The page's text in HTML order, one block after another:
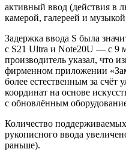
активный ввод (действия в
камерой, галереей и
Задержка ввода S была
с S21 Ultra и Note20U — с 9
производитель указал, что
фирменном приложении
более естественным за счёт
координат на основе
с обновлённым
Количество
рукописного ввода
раньше).